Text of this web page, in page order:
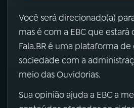
Você será direcionado(a)
mas é com a EBC que
Fala.BR é uma plataforma
sociedade com a
meio das Ouvidorias.
Sua opinião ajuda a EBC a